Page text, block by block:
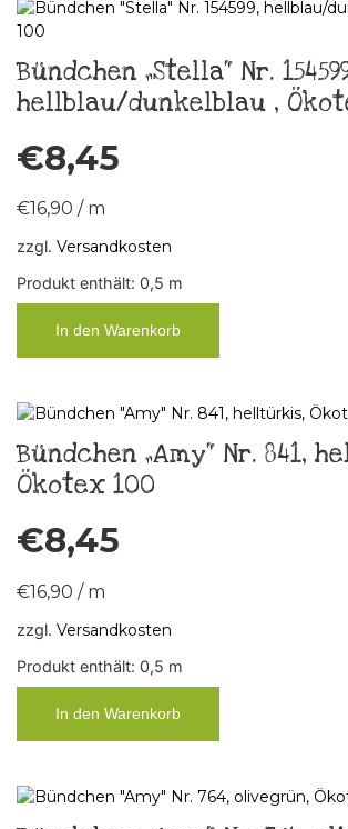
Bündchen „Stella“ Nr.
hellblau/dunkelblau ,
€8,45
€16,90 / m
zzgl. Versandkosten
Produkt enthält: 0,5 m
In den Warenkorb
Bündchen „Amy“ Nr. 841,
Ökotex 100
€8,45
€16,90 / m
zzgl. Versandkosten
Produkt enthält: 0,5 m
In den Warenkorb